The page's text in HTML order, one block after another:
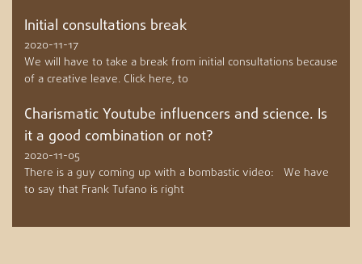
Initial consultations break
2020-11-17
We will have to take a break from initial consultations because
of a creative leave. Click here, to
Charismatic Youtube influencers and science. Is
it a good combination or not?
2020-11-05
There is a guy coming up with a bombastic video: We have
to say that Frank Tufano is right